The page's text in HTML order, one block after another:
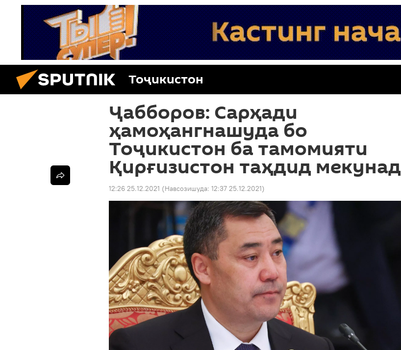
Тоҷикистон
Ҷабборов: Сарҳади
ҳамоҳангнашуда бо
Тоҷикистон ба тамомияти
Қирғизистон таҳдид мекунад
12:26 25.12.2021 (Навсозишуда: 12:37 25.12.2021)